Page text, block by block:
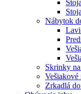
Nábytok
Skrinky
Vešiakové
Zrkadlá